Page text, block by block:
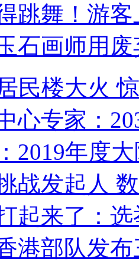
跳舞！游客
石画师用
民楼大火
心专家：
2019年度
战发起人
起来了：
港部队发